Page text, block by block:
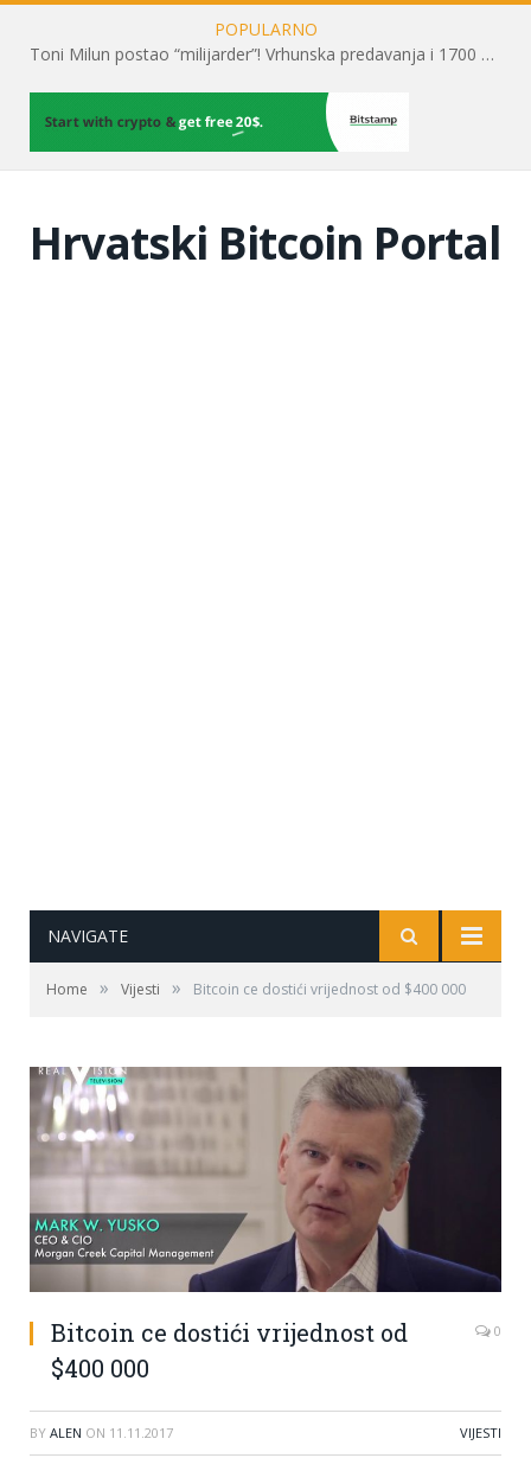
POPULARNO
Toni Milun postao “milijarder”! Vrhunska predavanja i 1700 posjetitelja obilježili su mjesec financijske pismenosti
Hrvatski Bitcoin Portal
NAVIGATE
Home » Vijesti » Bitcoin ce dostići vrijednost od $400 000
Bitcoin ce dostići vrijednost od
$400 000
0
BY ALEN ON 11.11.2017 VIJESTI